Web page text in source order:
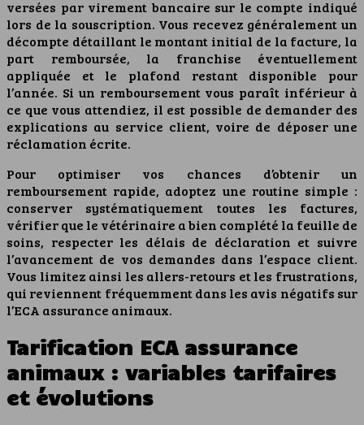
versées par virement bancaire sur le compte indiqué
lors de la souscription. Vous recevez généralement un
décompte détaillant le montant initial de la facture, la
part remboursée, la franchise éventuellement
appliquée et le plafond restant disponible pour
l’année. Si un remboursement vous paraît inférieur à
ce que vous attendiez, il est possible de demander des
explications au service client, voire de déposer une
réclamation écrite.
Pour optimiser vos chances d’obtenir un
remboursement rapide, adoptez une routine simple :
conserver systématiquement toutes les factures,
vérifier que le vétérinaire a bien complété la feuille de
soins, respecter les délais de déclaration et suivre
l’avancement de vos demandes dans l’espace client.
Vous limitez ainsi les allers-retours et les frustrations,
qui reviennent fréquemment dans les avis négatifs sur
l’ECA assurance animaux.
Tarification ECA assurance
animaux : variables tarifaires
et évolutions